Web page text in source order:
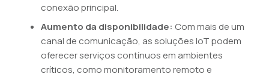
conexão principal.
Aumento da disponibilidade: Com mais de um
canal de comunicação, as soluções IoT podem
oferecer serviços contínuos em ambientes
críticos, como monitoramento remoto e